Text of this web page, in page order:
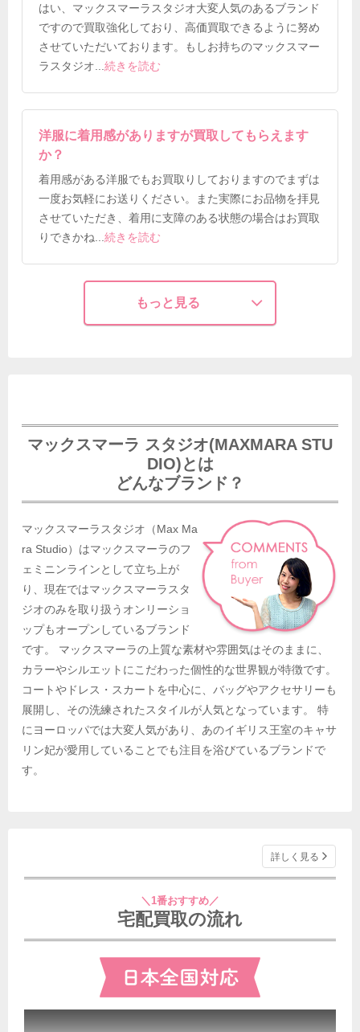
はい、マックスマーラスタジオ大変人気のあるブランド
ですので買取強化しており、高価買取できるように努め
させていただいております。もしお持ちのマックスマー
ラスタジオ...続きを読む
洋服に着用感がありますが買取してもらえます
か？
着用感がある洋服でもお買取りしておりますのでまずは
一度お気軽にお送りください。また実際にお品物を拝見
させていただき、着用に支障のある状態の場合はお買取
りできかね...続きを読む
もっと見る
マックスマーラ スタジオ(MAXMARA STU
DIO)とは
どんなブランド？
マックスマーラスタジオ（Max Ma
ra Studio）はマックスマーラのフ
ェミニンラインとして立ち上が
り、現在ではマックスマーラスタ
ジオのみを取り扱うオンリーショ
ップもオープンしているブランド
です。 マックスマーラの上質な素材や雰囲気はそのままに、
カラーやシルエットにこだわった個性的な世界観が特徴です。
コートやドレス・スカートを中心に、バッグやアクセサリーも
展開し、その洗練されたスタイルが人気となっています。 特
にヨーロッパでは大変人気があり、あのイギリス王室のキャサ
リン妃が愛用していることでも注目を浴びているブランドで
す。
詳しく見る
＼1番おすすめ／
宅配買取の流れ